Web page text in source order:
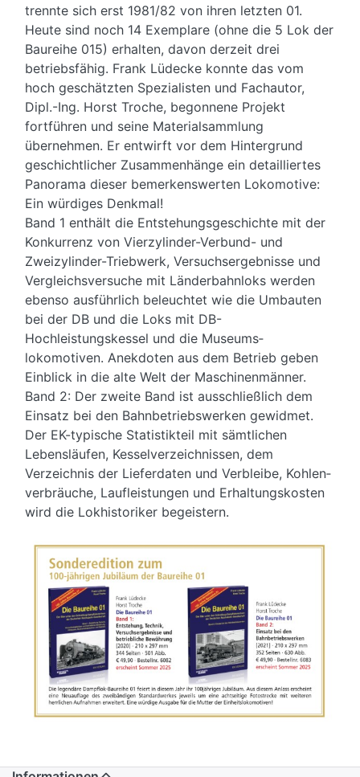
trennte sich erst 1981/82 von ihren letzten 01.
Heute sind noch 14 Exemplare (ohne die 5 Lok der
Baureihe 015) erhalten, davon derzeit drei
betriebsfähig. Frank Lüdecke konnte das vom
hoch geschätzten Spezialisten und Fachautor,
Dipl.-Ing. Horst Troche, begonnene Projekt
fortführen und seine Material­sammlung
übernehmen. Er entwirft vor dem Hinter­grund
geschicht­licher Zusammen­hänge ein detailliertes
Panorama dieser bemerkens­werten Lokomotive:
Ein würdiges Denkmal!
Band 1 enthält die Entstehungsgeschichte mit der
Konkurrenz von Vier­zylinder-Verbund- und
Zweizylinder-Triebwerk, Versuchsergebnisse und
Vergleichs­versuche mit Länder­bahn­loks werden
ebenso aus­führlich beleuchtet wie die Umbauten
bei der DB und die Loks mit DB-
Hochleistungskessel und die Museums­
lokomotiven. Anekdoten aus dem Betrieb geben
Einblick in die alte Welt der Maschinen­männer.
Band 2: Der zweite Band ist ausschließlich dem
Einsatz bei den Bahn­betriebs­werken gewidmet.
Der EK-typische Statistik­teil mit sämtlichen
Lebens­läufen, Kessel­ver­zeichnissen, dem
Verzeichnis der Lieferdaten und Verbleibe, Kohlen­
verbräuche, Laufleistungen und Erhaltungskosten
wird die Lokhistoriker begeistern.